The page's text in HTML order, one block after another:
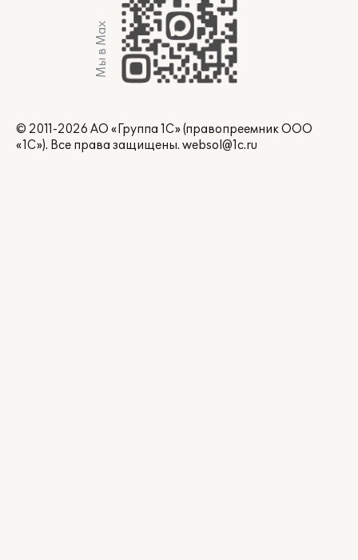
Мы в Max
© 2011-2026 АО «Группа 1С» (правопреемник ООО
«1С»). Все права защищены. websol@1c.ru